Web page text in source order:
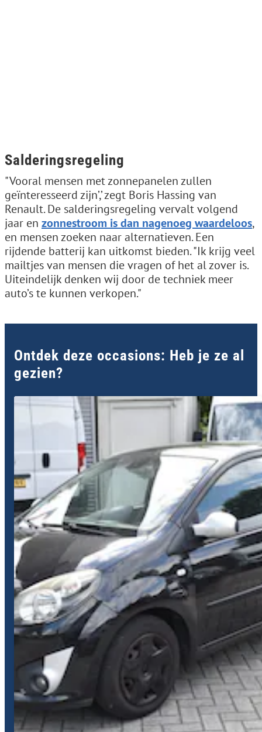
Salderingsregeling
"Vooral mensen met zonnepanelen zullen
geïnteresseerd zijn’,’ zegt Boris Hassing van
Renault. De salderingsregeling vervalt volgend
jaar en zonnestroom is dan nagenoeg waardeloos,
en mensen zoeken naar alternatieven. Een
rijdende batterij kan uitkomst bieden. "Ik krijg veel
mailtjes van mensen die vragen of het al zover is.
Uiteindelijk denken wij door de techniek meer
auto’s te kunnen verkopen."
Ontdek deze occasions: Heb je ze al
gezien?